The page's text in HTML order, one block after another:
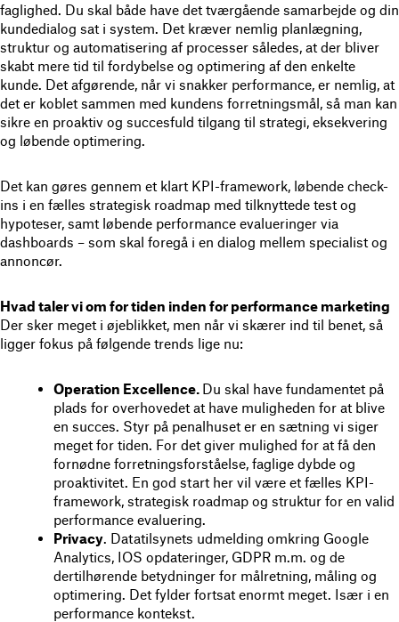
faglighed. Du skal både have det tværgående samarbejde og din
kundedialog sat i system. Det kræver nemlig planlægning,
struktur og automatisering af processer således, at der bliver
skabt mere tid til fordybelse og optimering af den enkelte
kunde. Det afgørende, når vi snakker performance, er nemlig, at
det er koblet sammen med kundens forretningsmål, så man kan
sikre en proaktiv og succesfuld tilgang til strategi, eksekvering
og løbende optimering.
Det kan gøres gennem et klart KPI-framework, løbende check-
ins i en fælles strategisk roadmap med tilknyttede test og
hypoteser, samt løbende performance evalueringer via
dashboards – som skal foregå i en dialog mellem specialist og
annoncør.
Hvad taler vi om for tiden inden for performance marketing
Der sker meget i øjeblikket, men når vi skærer ind til benet, så
ligger fokus på følgende trends lige nu:
Operation Excellence. Du skal have fundamentet på
plads for overhovedet at have muligheden for at blive
en succes. Styr på penalhuset er en sætning vi siger
meget for tiden. For det giver mulighed for at få den
fornødne forretningsforståelse, faglige dybde og
proaktivitet. En god start her vil være et fælles KPI-
framework, strategisk roadmap og struktur for en valid
performance evaluering.
Privacy. Datatilsynets udmelding omkring Google
Analytics, IOS opdateringer, GDPR m.m. og de
dertilhørende betydninger for målretning, måling og
optimering. Det fylder fortsat enormt meget. Især i en
performance kontekst.